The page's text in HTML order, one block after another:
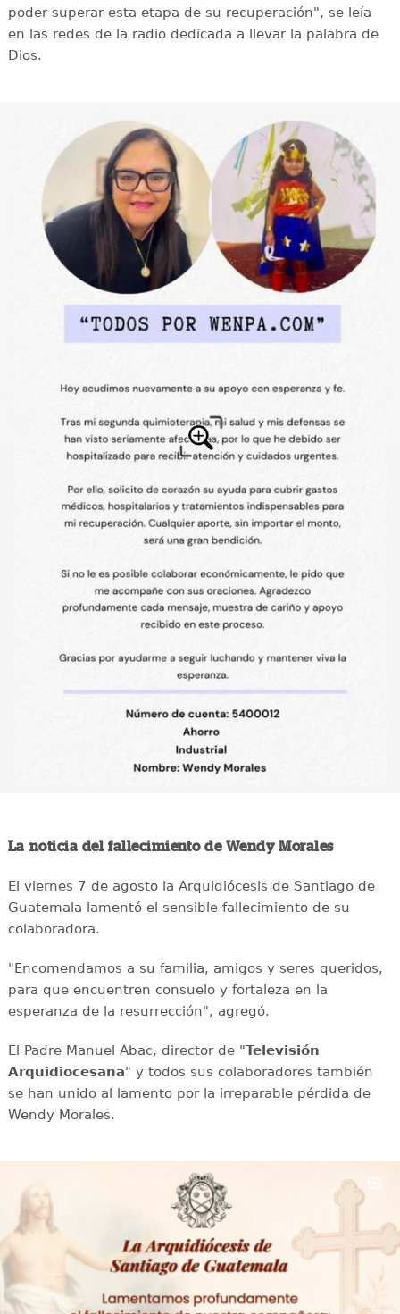
poder superar esta etapa de su recuperación", se leía
en las redes de la radio dedicada a llevar la palabra de
Dios.
La noticia del fallecimiento de Wendy Morales
El viernes 7 de agosto la Arquidiócesis de Santiago de
Guatemala lamentó el sensible fallecimiento de su
colaboradora.
"Encomendamos a su familia, amigos y seres queridos,
para que encuentren consuelo y fortaleza en la
esperanza de la resurrección", agregó.
El Padre Manuel Abac, director de "Televisión
Arquidiocesana" y todos sus colaboradores también
se han unido al lamento por la irreparable pérdida de
Wendy Morales.